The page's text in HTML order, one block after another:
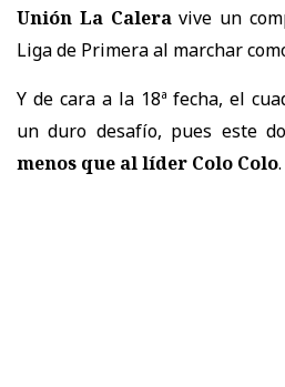
Unión La Caleravive un
Liga de Primera al marchar
Y de cara a la 18ª fecha, el
un duro desafío, pues este
menos que al líder Colo Colo.